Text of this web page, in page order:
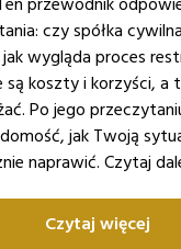
przewodnik
czy spółka
wygląda proces
koszty i korzyści, a
Po jego
jak Twoją
naprawić. Czytaj
Czytaj więcej